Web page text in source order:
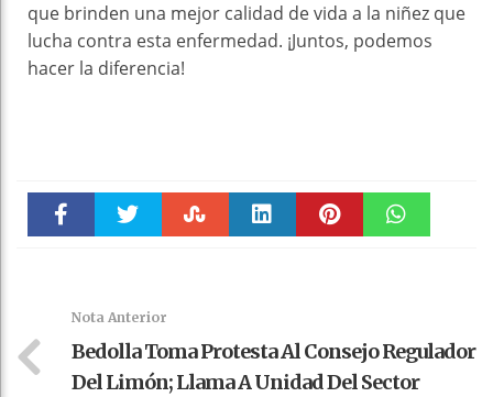
que brinden una mejor calidad de vida a la niñez que
lucha contra esta enfermedad. ¡Juntos, podemos
hacer la diferencia!
Nota Anterior
Bedolla Toma Protesta Al Consejo Regulador
Del Limón; Llama A Unidad Del Sector